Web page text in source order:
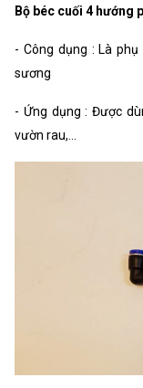
Bộ béc cuối 4 hướng
- Công dụng : Là
sương
- Ứng dụng : Được
vườn rau,...